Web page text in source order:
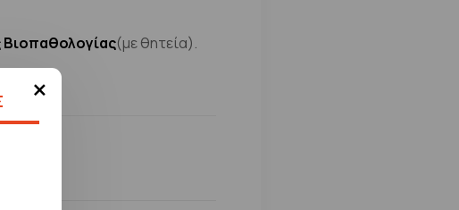
×
Βιοπαθολογίας(με θητεία).